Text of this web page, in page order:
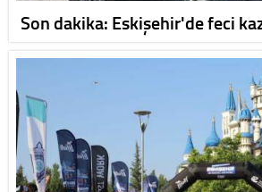
Son dakika: Eskişehir'de feci